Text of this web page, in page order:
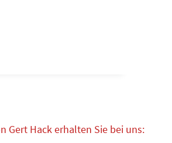
Gert Hack erhalten Sie bei uns: